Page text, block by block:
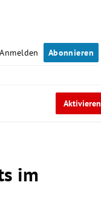
Anmelden Abonnieren
Aktivieren
im